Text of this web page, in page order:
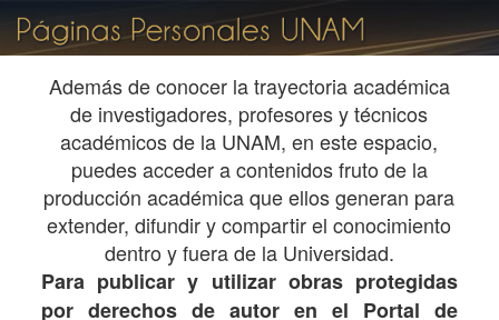
Además de conocer la trayectoria académica
de investigadores, profesores y técnicos
académicos de la UNAM, en este espacio,
puedes acceder a contenidos fruto de la
producción académica que ellos generan para
extender, difundir y compartir el conocimiento
dentro y fuera de la Universidad.
Para publicar y utilizar obras protegidas
por derechos de autor en el Portal de